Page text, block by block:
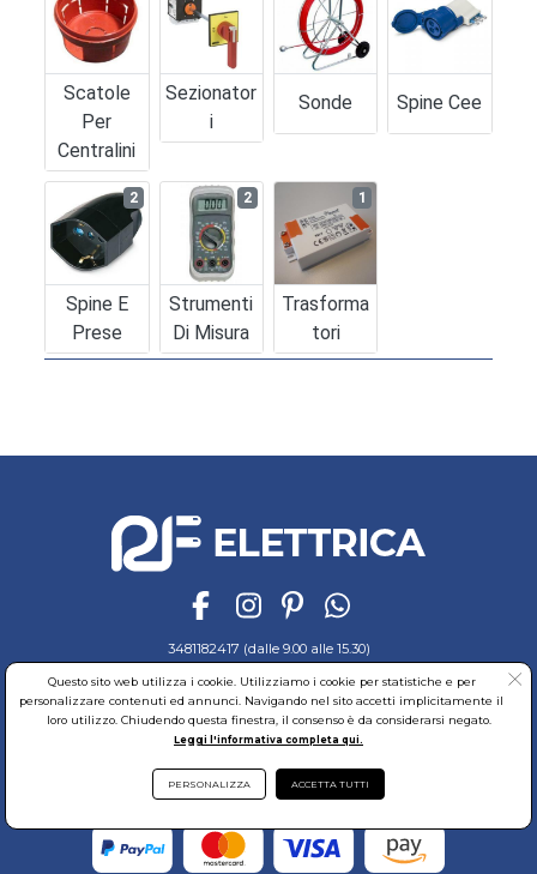
Scatole
Per
Centralini
Sezionator
I
Sonde Spine Cee
Spine E
Prese
2
Strumenti
Di Misura
2
Trasforma
Tori
1
3481182417 (dalle 9.00 alle 15.30)
Ordini e Pagamenti Sicurezza Spedizioni Cookies
Garanzia
Privacy
Recesso Regolamento Richiedi reso
© RF Elettrica Srl - Sede Legale: Via Alcide de Gasperi, 74 - 04011 Aprilia (LT)
Sede Operativa: Via Alcide de Gasperi, 74 - 04011 Aprilia (LT)
Cap. Soc. 95.000,00 Euro Iscritta al Reg. delle Imprese di Latina REA:LT-171116
Questo sito web utilizza i cookie. Utilizziamo i cookie per statistiche e per
personalizzare contenuti ed annunci. Navigando nel sito accetti implicitamente il
loro utilizzo. Chiudendo questa finestra, il consenso è da considerarsi negato.
Leggi l'informativa completa qui.
PERSONALIZZA ACCETTA TUTTI